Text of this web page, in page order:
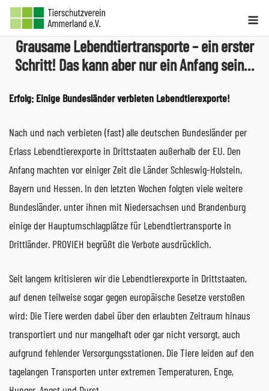
Skip
contentGrausame Lebendtiertransporte – ein erster
Schritt! Das kann aber nur ein Anfang sein…
Erfolg: Einige Bundesländer verbieten Lebendtierexporte!
Nach und nach verbieten (fast) alle deutschen Bundesländer per
Erlass Lebendtierexporte in Drittstaaten außerhalb der EU. Den
Anfang machten vor einiger Zeit die Länder Schleswig-Holstein,
Bayern und Hessen. In den letzten Wochen folgten viele weitere
Bundesländer, unter ihnen mit Niedersachsen und Brandenburg
einige der Hauptumschlagplätze für Lebendtiertransporte in
Drittländer. PROVIEH begrüßt die Verbote ausdrücklich.
Seit langem kritisieren wir die Lebendtierexporte in Drittstaaten,
auf denen teilweise sogar gegen europäische Gesetze verstoßen
wird: Die Tiere werden dabei über den erlaubten Zeitraum hinaus
transportiert und nur mangelhaft oder gar nicht versorgt, auch
aufgrund fehlender Versorgungsstationen. Die Tiere leiden auf den
tagelangen Transporten unter extremen Temperaturen, Enge,